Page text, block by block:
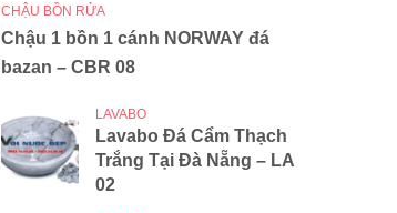
CHẬU BỒN RỬA
Chậu 1 bồn 1 cánh NORWAY đá
bazan – CBR 08
LAVABO
Lavabo Đá Cẩm Thạch
Trắng Tại Đà Nẵng – LA
02